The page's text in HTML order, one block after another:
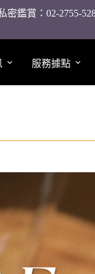
鑑賞：02-2755-
服務據點